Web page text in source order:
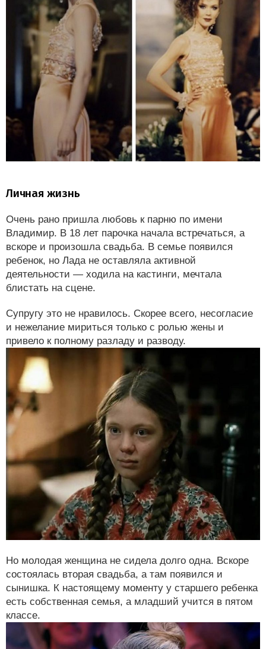
Личная жизнь
Очень рано пришла любовь к парню по имени
Владимир. В 18 лет парочка начала встречаться, а
вскоре и произошла свадьба. В семье появился
ребенок, но Лада не оставляла активной
деятельности — ходила на кастинги, мечтала
блистать на сцене.
Супругу это не нравилось. Скорее всего, несогласие
и нежелание мириться только с ролью жены и
привело к полному разладу и разводу.
Но молодая женщина не сидела долго одна. Вскоре
состоялась вторая свадьба, а там появился и
сынишка. К настоящему моменту у старшего ребенка
есть собственная семья, а младший учится в пятом
классе.